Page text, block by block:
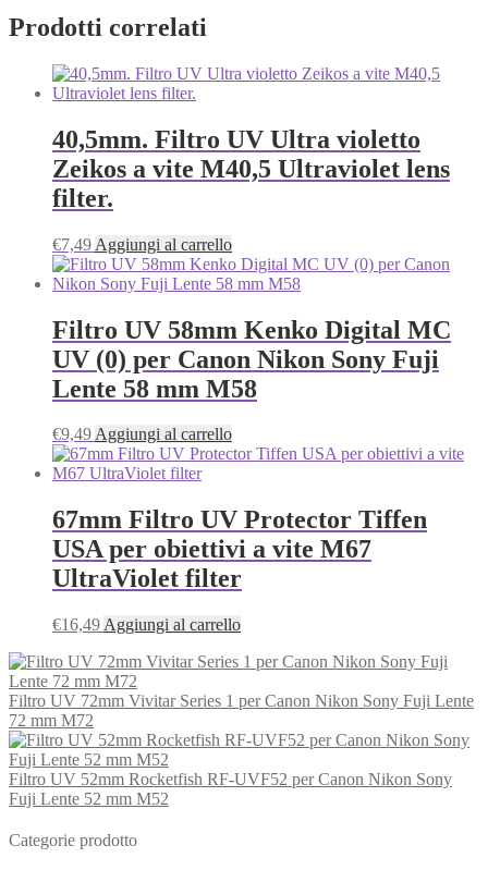
Prodotti correlati
40,5mm. Filtro UV Ultra violetto
Zeikos a vite M40,5 Ultraviolet lens
filter.
€7,49 Aggiungi al carrello
Filtro UV 58mm Kenko Digital MC
UV (0) per Canon Nikon Sony Fuji
Lente 58 mm M58
€9,49Aggiungi al carrello
67mm Filtro UV Protector Tiffen
USA per obiettivi a vite M67
UltraViolet filter
€16,49 Aggiungi al carrello
Filtro UV 72mm Vivitar Series 1 per Canon Nikon Sony Fuji Lente
72 mm M72
Filtro UV 52mm Rocketfish RF-UVF52 per Canon Nikon Sony
Fuji Lente 52 mm M52
Categorie prodotto